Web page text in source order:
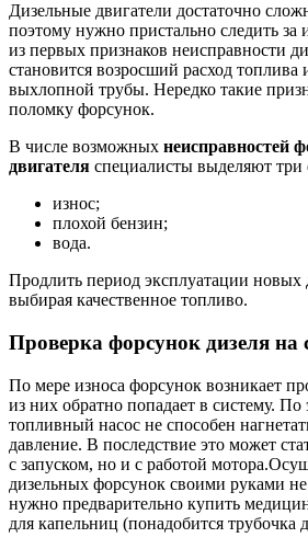
Дизельные двигатели достаточно
поэтому нужно пристально следить
из первых признаков неисправности
становится возросший расход
выхлопной трубы. Нередко такие
поломку форсунок.
В числе возможных неисправностей
двигателя специалисты выделяют три
износ;
плохой бензин;
вода.
Продлить период эксплуатации новых
выбирая качественное топливо.
Проверка форсунок дизеля на
По мере износа форсунок возникает
из них обратно попадает в систему.
топливный насос не способен
давление. В последствие это может
с запуском, но и с работой
дизельных форсунок своими руками
нужно предварительно купить
для капельниц (понадобится трубочка